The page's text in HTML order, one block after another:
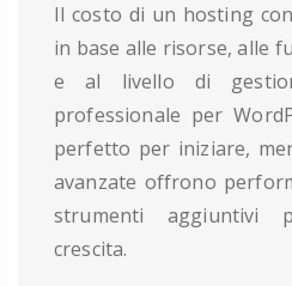
Il costo di un hosting
in base alle risorse, alle
e al livello di
professionale per
perfetto per iniziare,
avanzate offrono
strumenti aggiuntivi
crescita.